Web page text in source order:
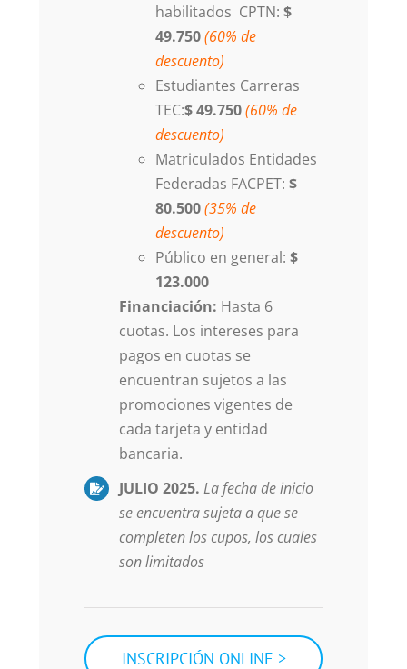
habilitados CPTN:$
49.750(60% de
descuento)
Estudiantes Carreras
TEC:$ 49.750(60% de
descuento)
Matriculados Entidades
Federadas FACPET:$
80.500(35% de
descuento)
Público en general:$
123.000
Financiación: Hasta 6
cuotas. Los intereses para
pagos en cuotas se
encuentran sujetos a las
promociones vigentes de
cada tarjeta y entidad
bancaria.
JULIO 2025.La fecha de inicio
se encuentra sujeta a que se
completen los cupos, los cuales
son limitados
INSCRIPCIÓN ONLINE >